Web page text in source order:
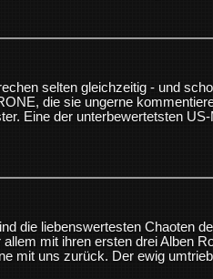
selten gleichzeitig - und
die sie ungerne
Eine der unterbewertetsten
die liebenswertesten Chaoten
allem mit ihren ersten drei Alben
mit uns zurück. Der ewig